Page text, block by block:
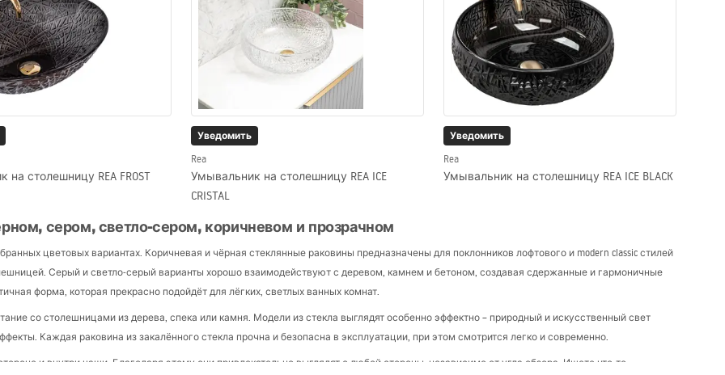
на столешницу REA FROST
Уведомить
Rea
Умывальник на столешницу REA ICE
CRISTAL
Уведомить
Rea
Умывальник на столешницу REA ICE BLACK
сером, светло-сером, коричневом и прозрачном
цветовых вариантах. Коричневая и чёрная стеклянные раковины предназначены для поклонников лофтового и modern classic стилей
Серый и светло‑серый варианты хорошо взаимодействуют с деревом, камнем и бетоном, создавая сдержанные и гармоничные
форма, которая прекрасно подойдёт для лёгких, светлых ванных комнат.
со столешницами из дерева, спека или камня. Модели из стекла выглядят особенно эффектно – природный и искусственный свет
Каждая раковина из закалённого стекла прочна и безопасна в эксплуатации, при этом смотрится легко и современно.
и внутри чаши. Благодаря этому они привлекательно выглядят с любой стороны, независимо от угла обзора. Ищете что-то